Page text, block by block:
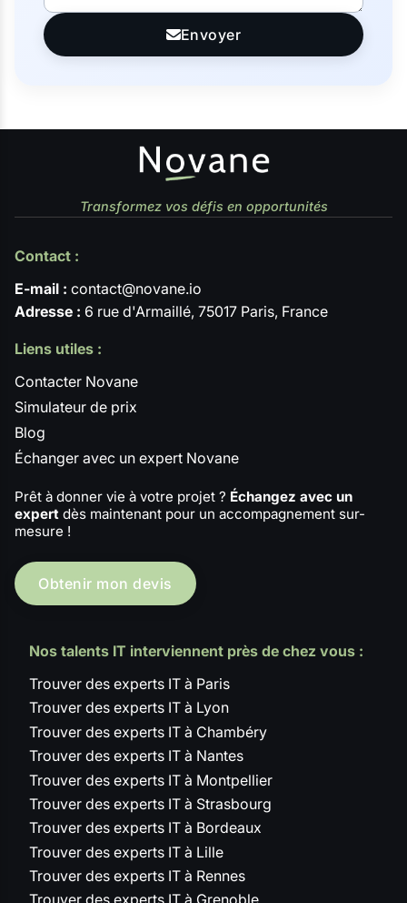
Envoyer
Transformez vos défis en opportunités
Contact :
E-mail : contact@novane.io
Adresse : 6 rue d'Armaillé, 75017 Paris, France
Liens utiles :
Contacter Novane
Simulateur de prix
Blog
Échanger avec un expert Novane
Prêt à donner vie à votre projet ? Échangez avec un
expert dès maintenant pour un accompagnement sur-
mesure !
Obtenir mon devis
Nos talents IT interviennent près de chez vous :
Trouver des experts IT à Paris
Trouver des experts IT à Lyon
Trouver des experts IT à Chambéry
Trouver des experts IT à Nantes
Trouver des experts IT à Montpellier
Trouver des experts IT à Strasbourg
Trouver des experts IT à Bordeaux
Trouver des experts IT à Lille
Trouver des experts IT à Rennes